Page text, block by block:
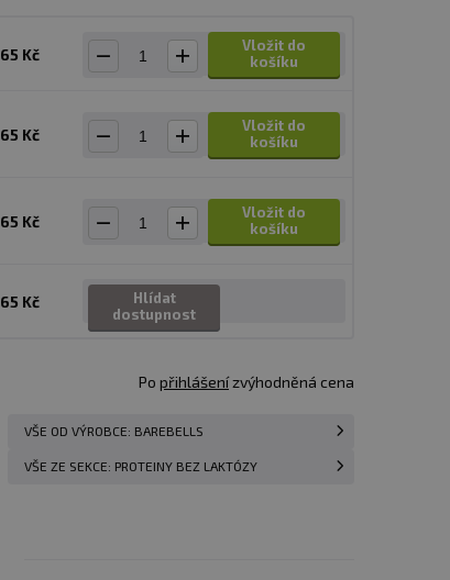
65 Kč
Vložit do
košíku
65 Kč
Vložit do
košíku
65 Kč
Vložit do
košíku
65 Kč
Hlídat
dostupnost
Po přihlášenízvýhodněná cena
VŠE OD VÝROBCE: BAREBELLS
VŠE ZE SEKCE: PROTEINY BEZ LAKTÓZY